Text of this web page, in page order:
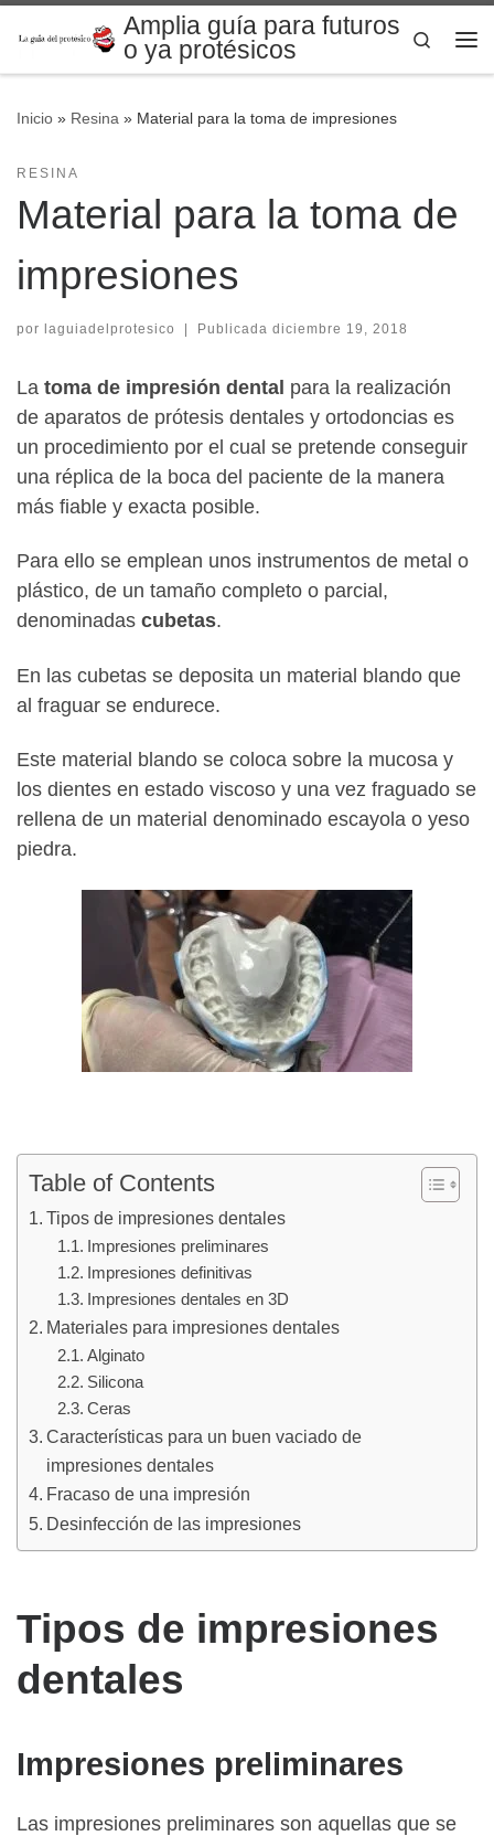
Saltar al contenidoAmplia guía para futuros
o ya protésicos
Search
Inicio » Resina » Material para la toma de impresiones
RESINA
Material para la toma de
impresiones
por laguiadelprotesico | Publicada diciembre 19, 2018
La toma de impresión dental para la realización
de aparatos de prótesis dentales y ortodoncias es
un procedimiento por el cual se pretende conseguir
una réplica de la boca del paciente de la manera
más fiable y exacta posible.
Para ello se emplean unos instrumentos de metal o
plástico, de un tamaño completo o parcial,
denominadas cubetas.
En las cubetas se deposita un material blando que
al fraguar se endurece.
Este material blando se coloca sobre la mucosa y
los dientes en estado viscoso y una vez fraguado se
rellena de un material denominado escayola o yeso
piedra.
Table of Contents
Tipos de impresiones dentales
Impresiones preliminares
Impresiones definitivas
Impresiones dentales en 3D
Materiales para impresiones dentales
Alginato
Silicona
Ceras
Características para un buen vaciado de
impresiones dentales
Fracaso de una impresión
Desinfección de las impresiones
Tipos de impresiones
dentales
Impresiones preliminares
Las impresiones preliminares son aquellas que se